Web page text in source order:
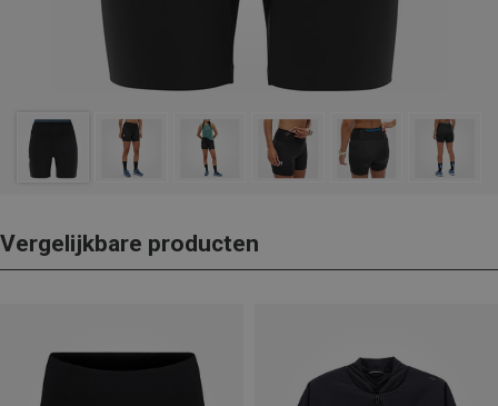
Vergelijkbare producten